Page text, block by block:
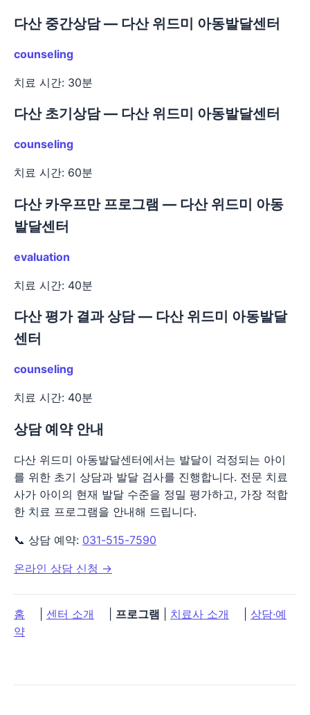
다산 중간상담 — 다산 위드미 아동발달센터
counseling
치료 시간: 30분
다산 초기상담 — 다산 위드미 아동발달센터
counseling
치료 시간: 60분
다산 카우프만 프로그램 — 다산 위드미 아동
발달센터
evaluation
치료 시간: 40분
다산 평가 결과 상담 — 다산 위드미 아동발달
센터
counseling
치료 시간: 40분
상담 예약 안내
다산 위드미 아동발달센터에서는 발달이 걱정되는 아이
를 위한 초기 상담과 발달 검사를 진행합니다. 전문 치료
사가 아이의 현재 발달 수준을 정밀 평가하고, 가장 적합
한 치료 프로그램을 안내해 드립니다.
📞 상담 예약: 031-515-7590
온라인 상담 신청 →
홈 센터 소개 프로그램 치료사 소개
상담·예
약